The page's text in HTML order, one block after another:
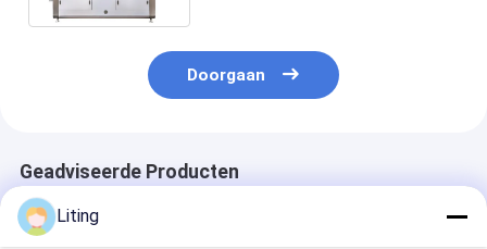
Doorgaan
Geadviseerde Producten
Liting